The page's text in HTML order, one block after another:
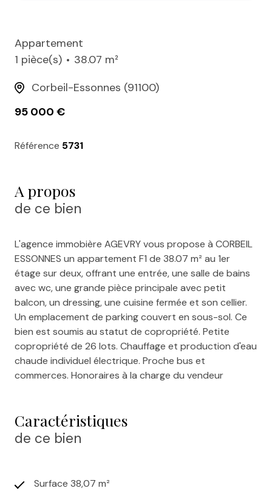
Appartement
1 pièce(s)
38.07 m²
Corbeil-Essonnes (91100)
95 000 €
Référence 5731
A propos
de ce bien
L'agence immobière AGEVRY vous propose à CORBEIL
ESSONNES un appartement F1 de 38.07 m² au 1er
étage sur deux, offrant une entrée, une salle de bains
avec wc, une grande pièce principale avec petit
balcon, un dressing, une cuisine fermée et son cellier.
Un emplacement de parking couvert en sous-sol. Ce
bien est soumis au statut de copropriété. Petite
copropriété de 26 lots. Chauffage et production d'eau
chaude individuel électrique. Proche bus et
commerces. Honoraires à la charge du vendeur
Caractéristiques
de ce bien
Surface 38,07 m²